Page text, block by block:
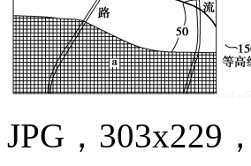
JPG，303x229